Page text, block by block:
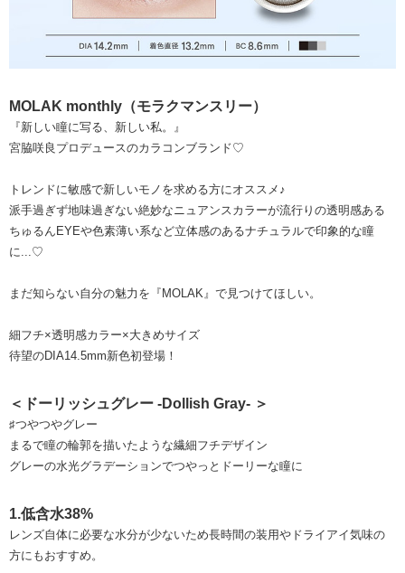
MOLAK monthly（モラクマンスリー）
『新しい瞳に写る、新しい私。』
宮脇咲良プロデュースのカラコンブランド♡
トレンドに敏感で新しいモノを求める方にオススメ♪
派手過ぎず地味過ぎない絶妙なニュアンスカラーが流行りの透明感ある
ちゅるんEYEや色素薄い系など立体感のあるナチュラルで印象的な瞳
に...♡
まだ知らない自分の魅力を『MOLAK』で見つけてほしい。
細フチ×透明感カラー×大きめサイズ
待望のDIA14.5mm新色初登場！
＜ドーリッシュグレー -Dollish Gray- ＞
♯つやつやグレー
まるで瞳の輪郭を描いたような繊細フチデザイン
グレーの水光グラデーションでつやっとドーリーな瞳に
1.低含水38%
レンズ自体に必要な水分が少ないため長時間の装用やドライアイ気味の
方にもおすすめ。